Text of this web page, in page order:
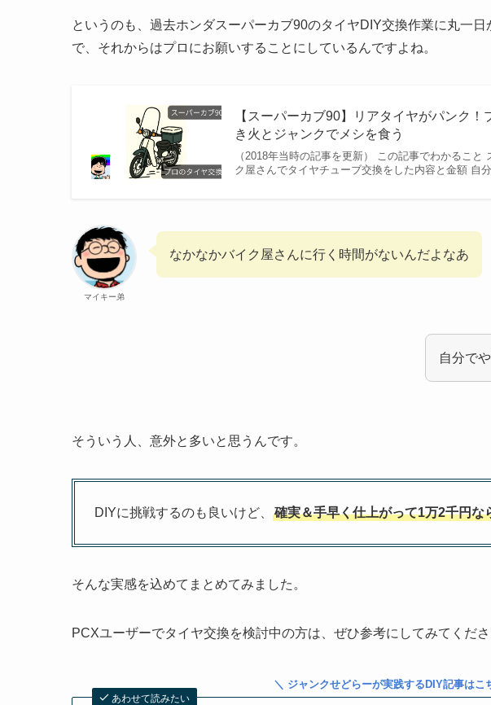
というのも、過去ホンダスーパーカブ90のタイヤDIY交換作業に丸一
で、それからはプロにお願いすることにしているんですよね。
【スーパーカブ90】リアタイヤがパンク
き火とジャンクでメシを食う
（2018年当時の記事を更新） この記事でわかるこ
ク屋さんでタイヤチューブ交換をした内容と金額 自
マイキー弟
なかなかバイク屋さんに行く時間がないんだよなあ
自分で
そういう人、意外と多いと思うんです。
DIYに挑戦するのも良いけど、 確実＆手早く仕上がって1万2千円な
そんな実感を込めてまとめてみました。
PCXユーザーでタイヤ交換を検討中の方は、ぜひ参考にしてみてくださ
＼ ジャンクせどらーが実践するDIY記事はこ
あわせて読みたい